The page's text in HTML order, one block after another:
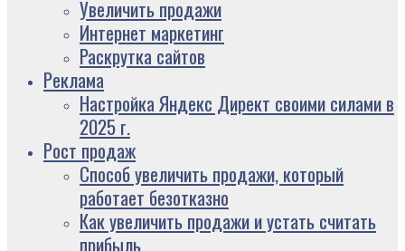
Увеличить продажи
Интернет маркетинг
Раскрутка сайтов
Реклама
Настройка Яндекс Директ своими силами в
2025 г.
Рост продаж
Способ увеличить продажи, который
работает безотказно
Как увеличить продажи и устать считать
прибыль